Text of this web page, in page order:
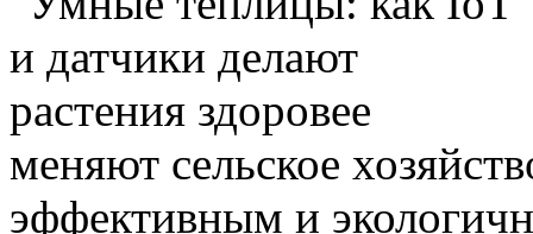
меняют сельское
эффективным и